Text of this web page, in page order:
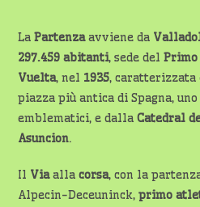
LaPartenzaavviene da
297.459 abitanti, sede del
Vuelta, nel 1935, caratterizzata
piazza più antica di Spagna,
emblematici, e dallaCatedral
Asuncion.
Il Viaallacorsa, con la
Alpecin-Deceuninck,primo